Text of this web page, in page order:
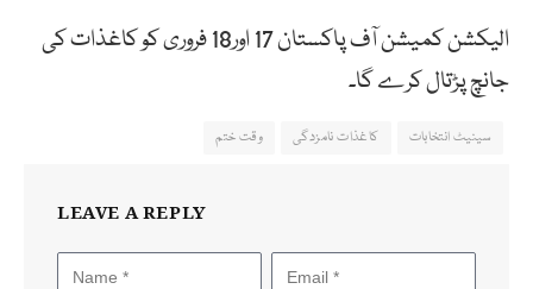
الیکشن کمیشن آف پاکستان 17 اور18 فروری کو کاغذات کی
جانچ پڑتال کرے گا۔
سینیٹ انتخابات کاغذات نامزدگی وقت ختم
LEAVE A REPLY